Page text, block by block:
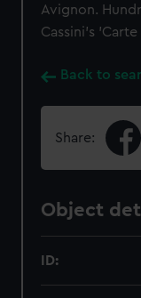
Avignon.
Cassini's
Back to
Share:
Object
ID: